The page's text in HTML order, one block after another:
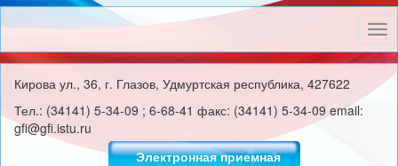
Кирова ул., 36, г. Глазов, Удмуртская республика, 427622
Тел.: (34141) 5-34-09 ; 6-68-41 факс: (34141) 5-34-09 email:
gfi@gfi.istu.ru
Электронная приемная